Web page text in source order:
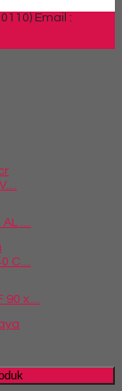
Email :
....
C....
90 x....